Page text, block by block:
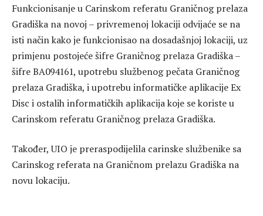
Funkcionisanje u Carinskom referatu Graničnog prelaza
Gradiška na novoj – privremenoj lokaciji odvijaće se na
isti način kako je funkcionisao na dosadašnjoj lokaciji, uz
primjenu postojeće šifre Graničnog prelaza Gradiška –
šifre BA094161, upotrebu službenog pečata Graničnog
prelaza Gradiška, i upotrebu informatičke aplikacije Ex
Disc i ostalih informatičkih aplikacija koje se koriste u
Carinskom referatu Graničnog prelaza Gradiška.
Također, UIO je preraspodijelila carinske službenike sa
Carinskog referata na Graničnom prelazu Gradiška na
novu lokaciju.